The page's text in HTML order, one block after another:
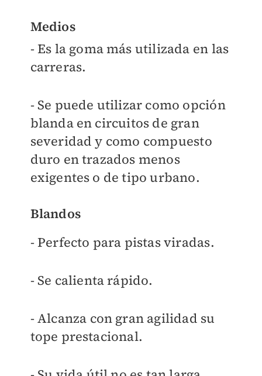
Medios
- Es la goma más utilizada en las
carreras.
- Se puede utilizar como opción
blanda en circuitos de gran
severidad y como compuesto
duro en trazados menos
exigentes o de tipo urbano.
Blandos
- Perfecto para pistas viradas.
- Se calienta rápido.
- Alcanza con gran agilidad su
tope prestacional.